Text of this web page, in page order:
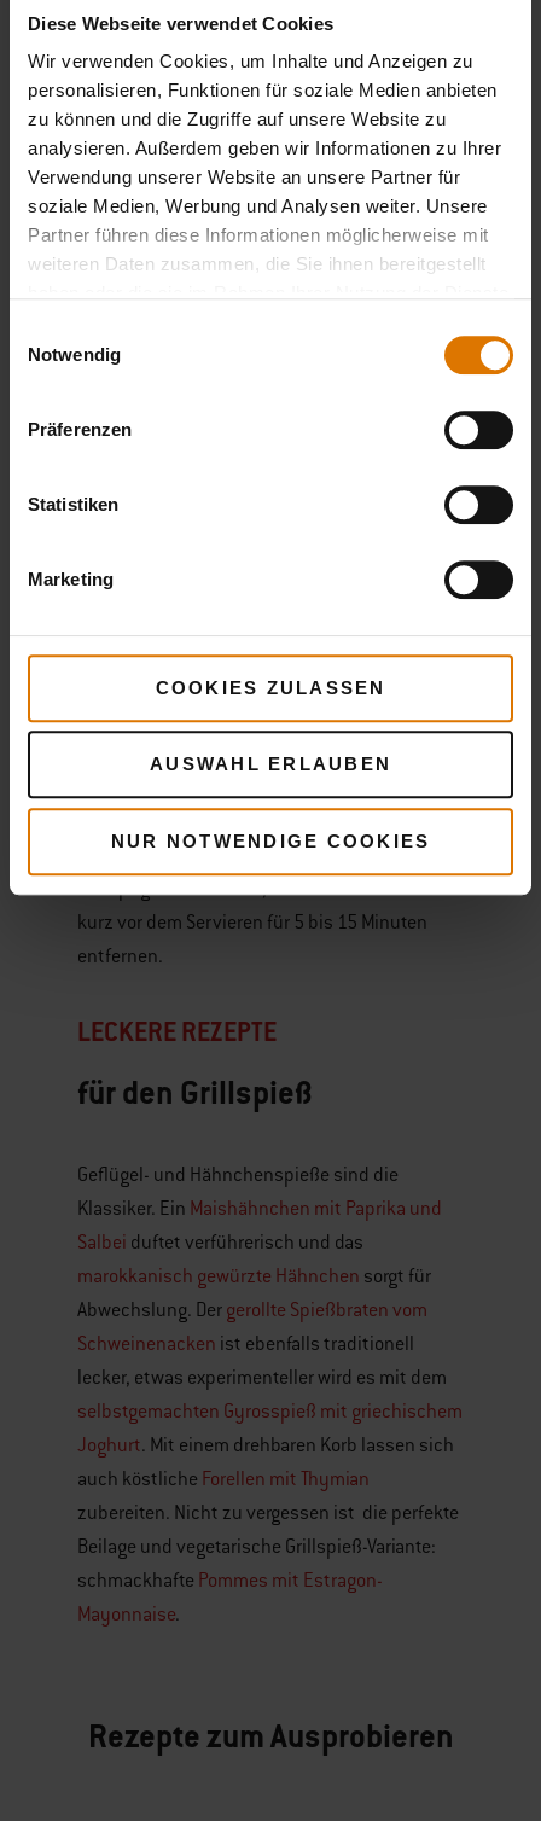
Diese Webseite verwendet Cookies
Wir verwenden Cookies, um Inhalte und Anzeigen zu
personalisieren, Funktionen für soziale Medien anbieten
zu können und die Zugriffe auf unsere Website zu
analysieren. Außerdem geben wir Informationen zu Ihrer
Verwendung unserer Website an unsere Partner für
soziale Medien, Werbung und Analysen weiter. Unsere
Partner führen diese Informationen möglicherweise mit
weiteren Daten zusammen, die Sie ihnen bereitgestellt
Notwendig
Präferenzen
Statistiken
Marketing
COOKIES ZULASSEN
AUSWAHL ERLAUBEN
NUR NOTWENDIGE COOKIES
Position entscheidend. Spieß’ das Fleisch
deshalb immer durch dessen Schwerpunkt auf,
um ungleichmäßiges Braten zu verhindern.
Stehen beispielsweise die Beine des
Grillhähnchens zu weit ab, werden sie
schneller gar als der Rest des Fleisches. Auch
beim Rollbraten sollte das Fleisch gleichmäßig
um den Spieß gewickelt werden, der Einsatz
DEN GRILL IDEAL EINRICHTEN
einen fängt sie überschüssiges Fett auf, zum
anderen schützt sie das Grillgut vor direkter
Hitze. Eine niedrige bis mittlere Temperatur von
180-200 °C ist beimGrillen mit Drehspießen
die Außenseite am Ende der Garzeit noch etwas
knuspriger werden soll, kannst du die Schale
kurz vor dem Servieren für 5 bis 15 Minuten
entfernen.
LECKERE REZEPTE
für den Grillspieß
Geflügel- und Hähnchenspieße sind die
Klassiker. Ein Maishähnchen mit Paprika und
Salbei duftet verführerisch und das
marokkanisch gewürzte Hähnchen sorgt für
Abwechslung. Der gerollte Spießbraten vom
Schweinenacken ist ebenfalls traditionell
lecker, etwas experimenteller wird es mit dem
selbstgemachten Gyrosspieß mit griechischem
Joghurt. Mit einem drehbaren Korb lassen sich
auch köstliche Forellen mit Thymian
zubereiten. Nicht zu vergessen ist die perfekte
Beilage und vegetarische Grillspieß-Variante:
schmackhafte Pommes mit Estragon-
Mayonnaise.
Rezepte zum Ausprobieren